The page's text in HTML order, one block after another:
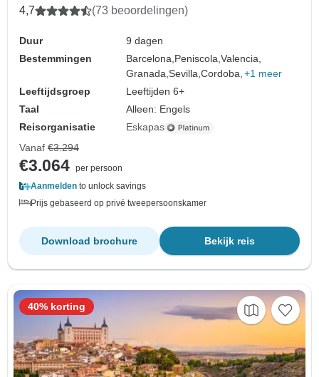
4,7 (73 beoordelingen)
Duur
9 dagen
Bestemmingen
Barcelona, Peniscola,Valencia,
Granada,Sevilla,Cordoba, +1 meer
Leeftijdsgroep
Leeftijden 6+
Taal
Alleen: Engels
Reisorganisatie
Eskapas
Vanaf €3.294
€3.064 per persoon
Aanmelden to unlock savings
Prijs gebaseerd op privé tweepersoonskamer
Bekijk reis
Download brochure
40% korting